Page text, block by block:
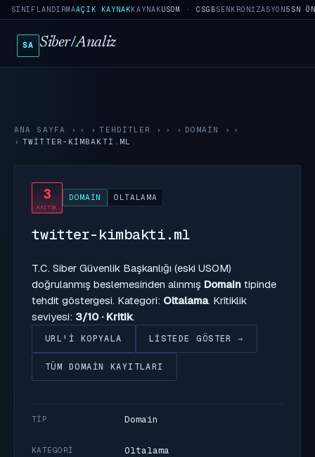
SINIFLANDIRMAAÇIK KAYNAKKAYNAKUSOM · CSGBSENKRONIZASYON10SN
SA Siber/Analiz
ANA SAYFA › TEHDITLER › DOMAIN
›
TWITTER-KIMBAKTI.ML
3
KRITIK
DOMAIN OLTALAMA
twitter-kimbakti.ml
T.C. Siber Güvenlik Başkanlığı (eski USOM)
doğrulanmış beslemesinden alınmış Domain tipinde
tehdit göstergesi. Kategori: Oltalama. Kritiklik
seviyesi: 3/10 · Kritik.
URL'I KOPYALA LISTEDE GÖSTER →
TÜM DOMAIN KAYITLARI
TIP Domain
KATEGORI Oltalama